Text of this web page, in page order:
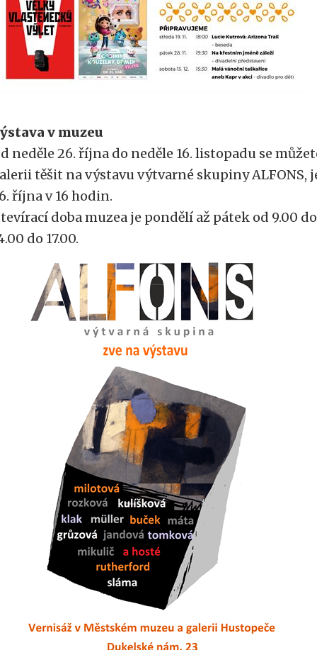
v muzeu
neděle 26. října do neděle 16. listopadu se
těšit na výstavu výtvarné skupiny ALFONS,
října v 16 hodin.
doba muzea je pondělí až pátek od 9.00
do 17.00.